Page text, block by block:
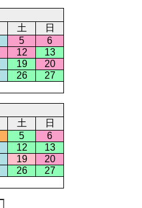
土
日
5
6
12
13
19
20
26
27
土
日
5
6
12
13
19
20
26
27